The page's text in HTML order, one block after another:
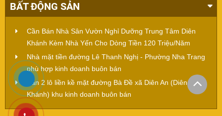
BẤT ĐỘNG SẢN
Cần Bán Nhà Sân Vườn Nghỉ Dưỡng Trung Tâm Diên
Khánh Kèm Nhà Yến Cho Dòng Tiền 120 Triệu/Năm
Nhà mặt tiền đường Lê Thanh Nghị - Phường Nha Trang
phù hợp kinh doanh buôn bán
Bán 2 lô liền kề mặt đường Bà Đề xã Diên An (Diên
Khánh) khu kinh doanh buôn bán